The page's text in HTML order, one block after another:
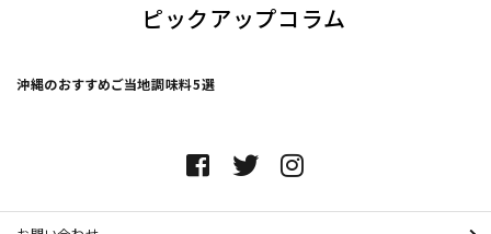
ピックアップコラム
沖縄のおすすめご当地調味料5選